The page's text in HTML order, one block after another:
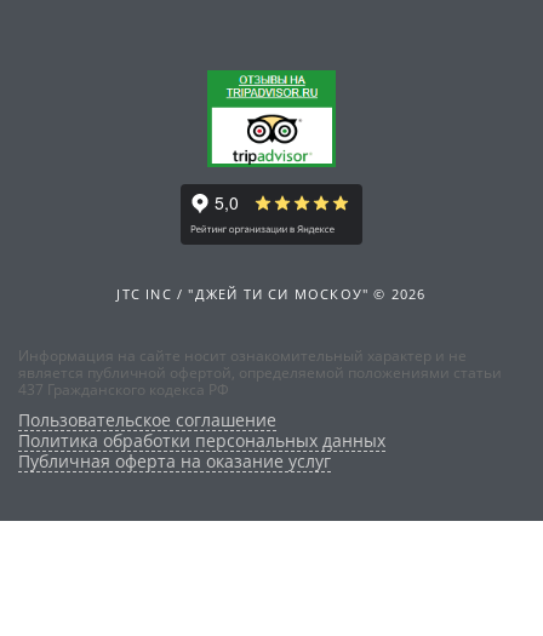
JTC INC / "ДЖЕЙ ТИ СИ МОСКОУ" © 2026
Информация на сайте носит ознакомительный характер и не
является публичной офертой, определяемой положениями статьи
437 Гражданского кодекса РФ
Пользовательское соглашение
Политика обработки персональных данных
Публичная оферта на оказание услуг